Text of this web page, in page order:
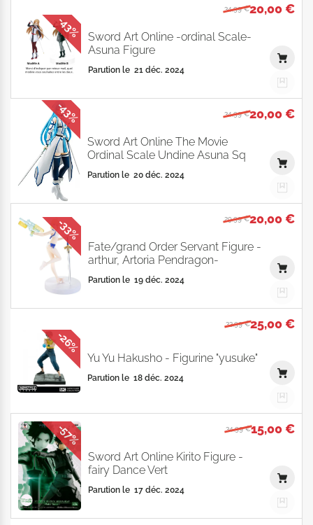
34,99 €20,00 €
Sword Art Online -ordinal Scale-
Asuna Figure
Parution le 21 déc. 2024
-43%
34,99 €20,00 €
Sword Art Online The Movie
Ordinal Scale Undine Asuna Sq
Parution le 20 déc. 2024
-43%
29,99 €20,00 €
Fate/grand Order Servant Figure -
arthur, Artoria Pendragon-
Parution le 19 déc. 2024
-33%
33,99 €25,00 €
Yu Yu Hakusho - Figurine "yusuke"
Parution le 18 déc. 2024
-26%
34,99 €15,00 €
Sword Art Online Kirito Figure -
fairy Dance Vert
Parution le 17 déc. 2024
-57%